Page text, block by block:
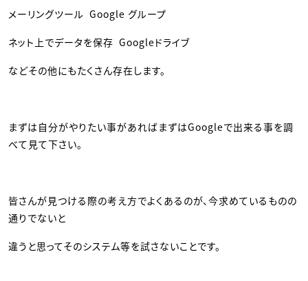
メーリングツール Google グループ
ネット上でデータを保存 Googleドライブ
などその他にもたくさん存在します。
まずは自分がやりたい事があればまずはGoogleで出来る事を調
べて見て下さい。
皆さんが見つける際の考え方でよくあるのが、今求めているものの
通りでないと
違うと思ってそのシステム等を試さないことです。